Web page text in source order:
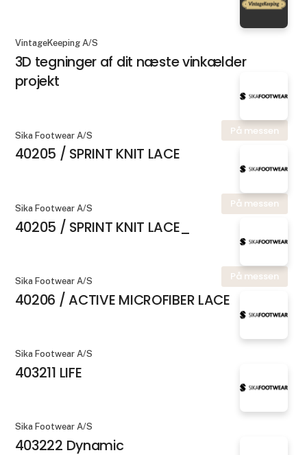
VintageKeeping A/S
3D tegninger af dit næste vinkælder
projekt
På messen
Sika Footwear A/S
40205 / SPRINT KNIT LACE
På messen
Sika Footwear A/S
40205 / SPRINT KNIT LACE_
På messen
Sika Footwear A/S
40206 / ACTIVE MICROFIBER LACE
Sika Footwear A/S
403211 LIFE
Sika Footwear A/S
403222 Dynamic